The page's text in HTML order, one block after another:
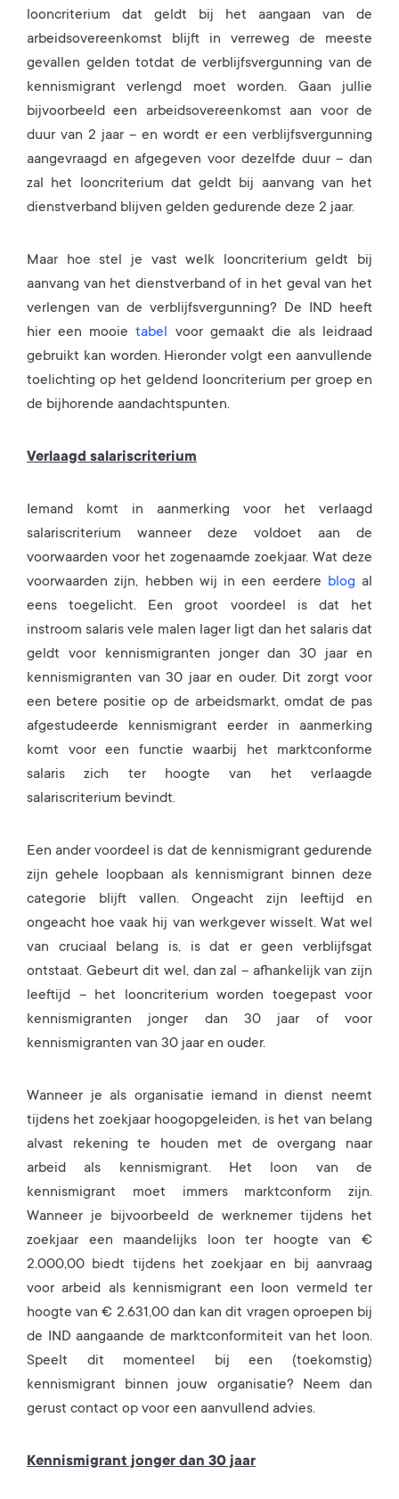
looncriterium dat geldt bij het aangaan van de
arbeidsovereenkomst blijft in verreweg de meeste
gevallen gelden totdat de verblijfsvergunning van de
kennismigrant verlengd moet worden. Gaan jullie
bijvoorbeeld een arbeidsovereenkomst aan voor de
duur van 2 jaar – en wordt er een verblijfsvergunning
aangevraagd en afgegeven voor dezelfde duur – dan
zal het looncriterium dat geldt bij aanvang van het
dienstverband blijven gelden gedurende deze 2 jaar.
Maar hoe stel je vast welk looncriterium geldt bij
aanvang van het dienstverband of in het geval van het
verlengen van de verblijfsvergunning? De IND heeft
hier een mooietabel voor gemaakt die als leidraad
gebruikt kan worden. Hieronder volgt een aanvullende
toelichting op het geldend looncriterium per groep en
de bijhorende aandachtspunten.
Verlaagd salariscriterium
Iemand komt in aanmerking voor het verlaagd
salariscriterium wanneer deze voldoet aan de
voorwaarden voor het zogenaamde zoekjaar. Wat deze
voorwaarden zijn, hebben wij in een eerdere blog al
eens toegelicht. Een groot voordeel is dat het
instroom salaris vele malen lager ligt dan het salaris dat
geldt voor kennismigranten jonger dan 30 jaar en
kennismigranten van 30 jaar en ouder. Dit zorgt voor
een betere positie op de arbeidsmarkt, omdat de pas
afgestudeerde kennismigrant eerder in aanmerking
komt voor een functie waarbij het marktconforme
salaris zich ter hoogte van het verlaagde
salariscriterium bevindt.
Een ander voordeel is dat de kennismigrant gedurende
zijn gehele loopbaan als kennismigrant binnen deze
categorie blijft vallen. Ongeacht zijn leeftijd en
ongeacht hoe vaak hij van werkgever wisselt. Wat wel
van cruciaal belang is, is dat er geen verblijfsgat
ontstaat. Gebeurt dit wel, dan zal – afhankelijk van zijn
leeftijd – het looncriterium worden toegepast voor
kennismigranten jonger dan 30 jaar of voor
kennismigranten van 30 jaar en ouder.
Wanneer je als organisatie iemand in dienst neemt
tijdens het zoekjaar hoogopgeleiden, is het van belang
alvast rekening te houden met de overgang naar
arbeid als kennismigrant. Het loon van de
kennismigrant moet immers marktconform zijn.
Wanneer je bijvoorbeeld de werknemer tijdens het
zoekjaar een maandelijks loon ter hoogte van €
2.000,00 biedt tijdens het zoekjaar en bij aanvraag
voor arbeid als kennismigrant een loon vermeld ter
hoogte van € 2.631,00 dan kan dit vragen oproepen bij
de IND aangaande de marktconformiteit van het loon.
Speelt dit momenteel bij een (toekomstig)
kennismigrant binnen jouw organisatie? Neem dan
gerust contact op voor een aanvullend advies.
Kennismigrant jonger dan 30 jaar